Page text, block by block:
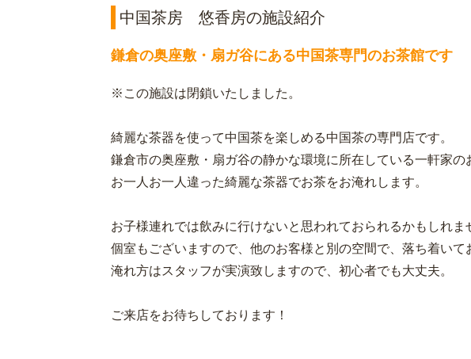
中国茶房 悠香房の施設紹介
鎌倉の奥座敷・扇ガ谷にある中国茶専門のお茶館です
※この施設は閉鎖いたしました。
綺麗な茶器を使って中国茶を楽しめる中国茶の専門店です。
鎌倉市の奥座敷・扇ガ谷の静かな環境に所在している一軒家の
お一人お一人違った綺麗な茶器でお茶をお淹れします。
お子様連れでは飲みに行けないと思われておられるかもしれま
個室もございますので、他のお客様と別の空間で、落ち着いて
淹れ方はスタッフが実演致しますので、初心者でも大丈夫。
ご来店をお待ちしております！